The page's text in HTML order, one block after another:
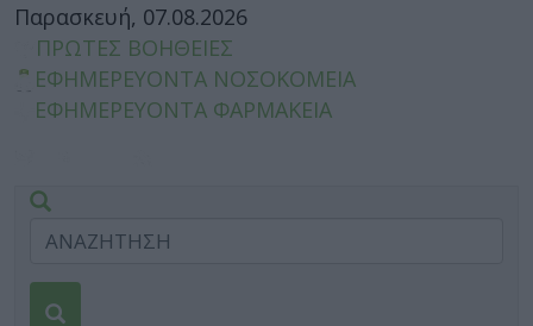
Παρασκευή, 07.08.2026
ΠΡΩΤΕΣ ΒΟΗΘΕΙΕΣ
ΕΦΗΜΕΡΕΥΟΝΤΑ ΝΟΣΟΚΟΜΕΙΑ
ΕΦΗΜΕΡΕΥΟΝΤΑ ΦΑΡΜΑΚΕΙΑ